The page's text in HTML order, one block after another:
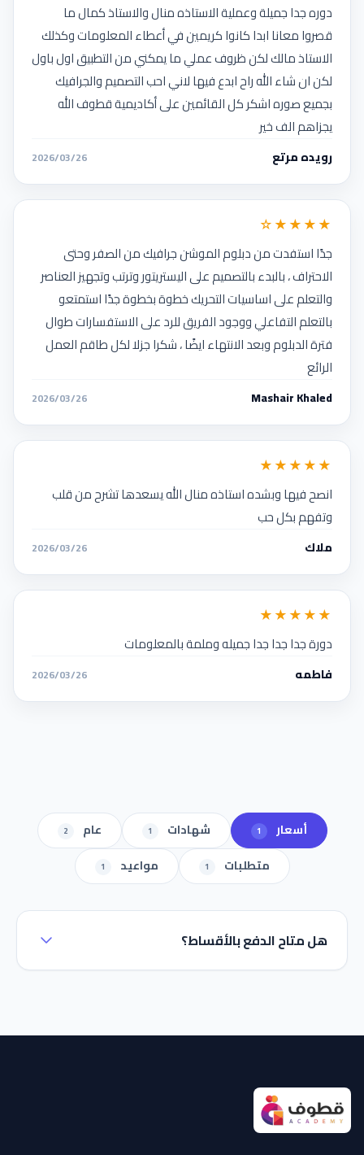
دوره جدا جميلة وعملية الاستاذه منال والاستاذ كمال ما
قصروا معانا ابدا كانوا كريمين في أعطاء المعلومات وكذلك
الاستاذ مالك لكن ظروف عملي ما يمكني من التطبيق اول باول
لكن ان شاء الله راح ابدع فيها لاني احب التصميم والجرافيك
بجميع صوره اشكر كل القائمين على أكاديمية قطوف الله
يجزاهم الف خير
رويده مرتع 2026/03/26
★★★★☆
جدًا استفدت من دبلوم الموشن جرافيك من الصفر وحتى
الاحتراف ، بالبدء بالتصميم على اليستريتور وترتب وتجهيز العناصر
والتعلم على اساسيات التحريك خطوة بخطوة جدًا استمتعو
بالتعلم التفاعلي ووجود الفريق للرد على الاستفسارات طوال
فترة الدبلوم وبعد الانتهاء ايضًا ، شكرا جزلا لكل طاقم العمل
الرائع
Mashair Khaled
2026/03/26
★★★★★
انصح فيها وبشده استاذه منال الله يسعدها تشرح من قلب
وتفهم بكل حب
ملاك 2026/03/26
★★★★★
دورة جدا جدا جدا جميله وملمة بالمعلومات
فاطمه 2026/03/26
أسعار 1 شهادات 1 عام 2
متطلبات 1 مواعيد 1
هل متاح الدفع بالأقساط؟